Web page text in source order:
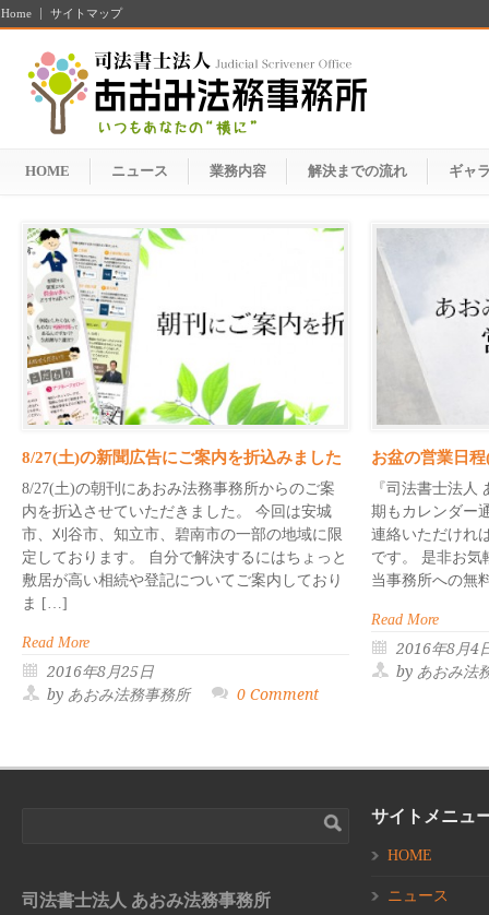
Home サイトマップ
HOME ニュース 業務内容 解決までの流れ ギャ
8/27(土)の新聞広告にご案内を折込みました
8/27(土)の朝刊にあおみ法務事務所からのご案
内を折込させていただきました。 今回は安城
市、刈谷市、知立市、碧南市の一部の地域に限
定しております。 自分で解決するにはちょっと
敷居が高い相続や登記についてご案内しており
ま […]
Read More
2016年8月25日
by あおみ法務事務所
0 Comment
お盆の営業日
『司法書士法人
期もカレンダー
連絡いただけれ
です。 是非お気
当事務所への無
Read More
2016年8月4
by あおみ法
司法書士法人 あおみ法務事務所
サイトメニュ
HOME
ニュース